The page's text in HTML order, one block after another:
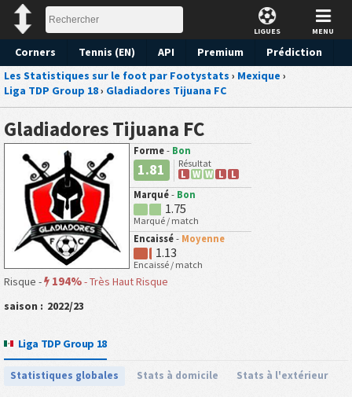
LIGUES MENU
Corners Tennis (EN) API Premium
Prédiction
Les Statistiques sur le foot par Footystats › Mexique ›
Liga TDP Group 18› Gladiadores Tijuana FC
Gladiadores Tijuana FC
Forme - Bon
1.81
Résultat
L W W L
L
Marqué - Bon
1.75
Marqué / match
Encaissé - Moyenne
1.13
Encaissé / match
Risque - 194%-Très Haut Risque
saison : 2022/23
Liga TDP Group 18
Statistiques globales Stats à domicile Stats à l'extérieur